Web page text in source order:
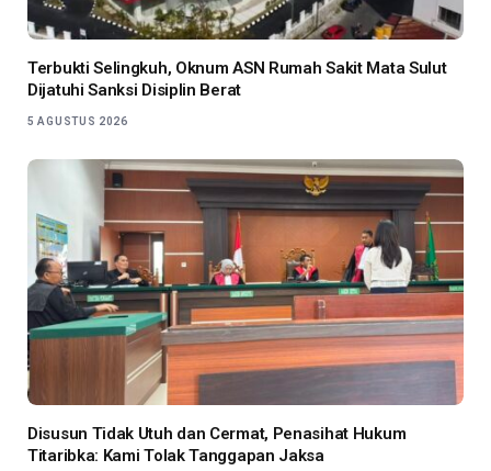
Terbukti Selingkuh, Oknum ASN Rumah Sakit Mata Sulut
Dijatuhi Sanksi Disiplin Berat
5 AGUSTUS 2026
Disusun Tidak Utuh dan Cermat, Penasihat Hukum
Titaribka: Kami Tolak Tanggapan Jaksa